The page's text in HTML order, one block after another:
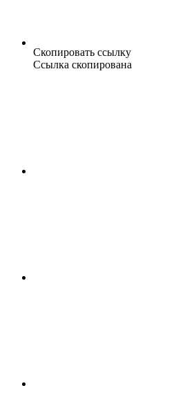
Скопировать ссылку
Ссылка скопирована